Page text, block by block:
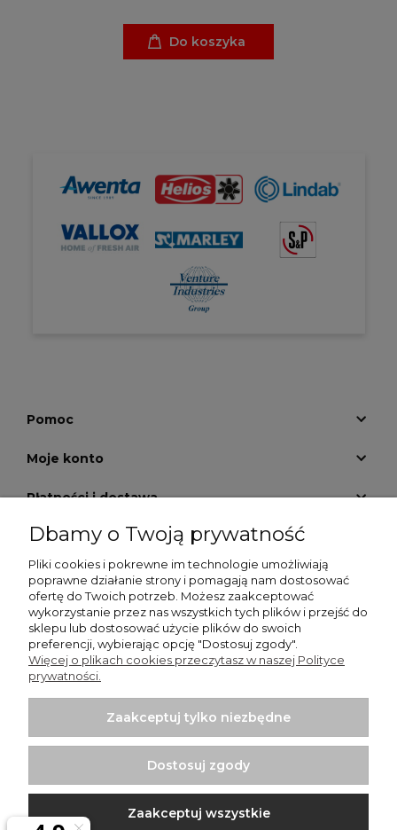
Do koszyka
Pomoc
Moje konto
Płatności i dostawa
Informacje
O nas
GALERIA KRATEK
Włodzimierz Dziwiński Went-Dom - wentylatory
łazienkowe, wentylatory przemysłowe, kratki nierdzewne |
Punkt sprzedaży: Bartycka 26 Pawilon 29, 00-716 Warszawa |
NIP: 1250599895 | REGON: 012437058 | Email:
sklep@wentylator.co
| Telefon:663 920 780
Dbamy o Twoją prywatność
Pliki cookies i pokrewne im technologie umożliwiają
poprawne działanie strony i pomagają nam dostosować
ofertę do Twoich potrzeb. Możesz zaakceptować
wykorzystanie przez nas wszystkich tych plików i przejść do
sklepu lub dostosować użycie plików do swoich
preferencji, wybierając opcję "Dostosuj zgody".
Więcej o plikach cookies przeczytasz w naszej Polityce
prywatności.
Zaakceptuj tylko niezbędne
Dostosuj zgody
Zaakceptuj wszystkie